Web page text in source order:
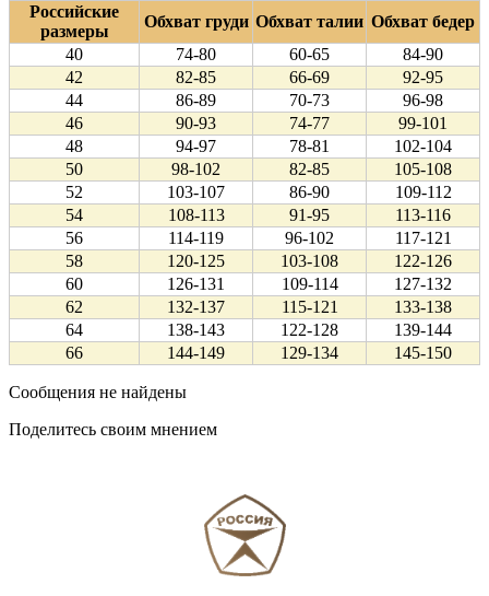
Российские
размеры
Обхват груди Обхват талии Обхват бедер
40
74-80 60-65
84-90
42
82-85 66-69
92-95
44
86-89 70-73
96-98
46
90-93 74-77
99-101
48
94-97 78-81
102-104
50
98-102 82-85
105-108
52
103-107 86-90
109-112
54
108-113 91-95
113-116
56
114-119 96-102
117-121
58
120-125 103-108
122-126
60
126-131 109-114
127-132
62
132-137 115-121
133-138
64
138-143 122-128
139-144
66
144-149 129-134 145-150
Сообщения не найдены
Поделитесь своим мнением